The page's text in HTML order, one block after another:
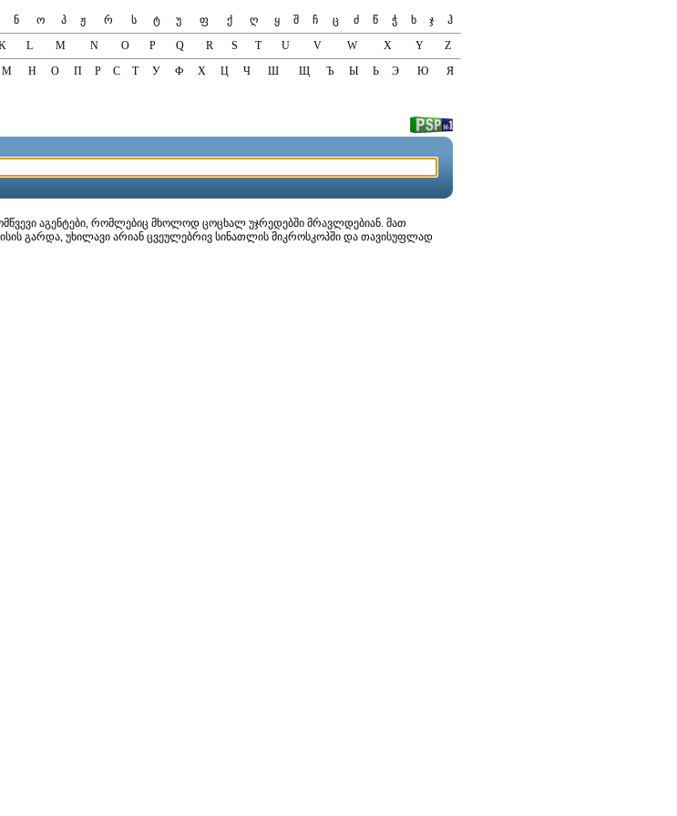
ნ ო პ ჟ რ ს ტ უ ფ ქ ღ ყ შ ჩ ც ძ წ ჭ ხ ჯ
ჰ
L M N O P Q R S T U V W X Y
Z
М Н О П Р С Т У Ф Х Ц Ч Ш Щ Ъ Ы Ь Э Ю Я
აგენტები, რომლებიც მხოლოდ ცოცხალ უჯრედებში მრავლდებიან. მათ
გარდა, უხილავი არიან ცვეულებრივ სინათლის მიკროსკოპში და თავისუფლად